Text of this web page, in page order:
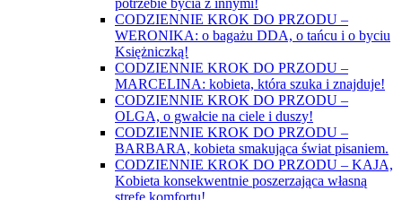
CODZIENNIE KROK DO PRZODU –
WERONIKA: o bagażu DDA, o tańcu i o byciu
Księżniczką!
CODZIENNIE KROK DO PRZODU –
MARCELINA: kobieta, która szuka i znajduje!
CODZIENNIE KROK DO PRZODU –
OLGA, o gwałcie na ciele i duszy!
CODZIENNIE KROK DO PRZODU –
BARBARA, kobieta smakująca świat pisaniem.
CODZIENNIE KROK DO PRZODU – KAJA,
Kobieta konsekwentnie poszerzająca własną
strefę komfortu!